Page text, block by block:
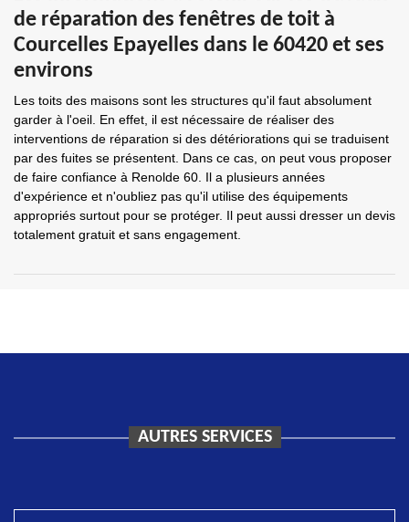
de réparation des fenêtres de toit à
Courcelles Epayelles dans le 60420 et ses
environs
Les toits des maisons sont les structures qu'il faut absolument
garder à l'oeil. En effet, il est nécessaire de réaliser des
interventions de réparation si des détériorations qui se traduisent
par des fuites se présentent. Dans ce cas, on peut vous proposer
de faire confiance à Renolde 60. Il a plusieurs années
d'expérience et n'oubliez pas qu'il utilise des équipements
appropriés surtout pour se protéger. Il peut aussi dresser un devis
totalement gratuit et sans engagement.
AUTRES SERVICES